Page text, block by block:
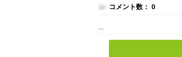
コメント数： 0